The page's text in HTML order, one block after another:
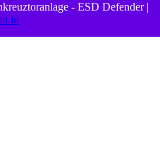
- ESD Defender |